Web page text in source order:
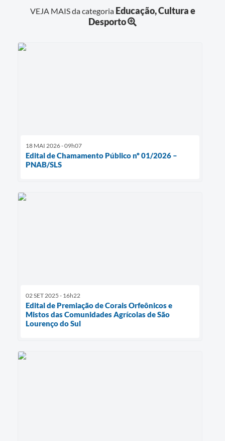
VEJA MAIS da categoria Educação, Cultura e
Desporto
18 MAI 2026 - 09h07
Edital de Chamamento Público nº 01/2026 –
PNAB/SLS
02 SET 2025 - 16h22
Edital de Premiação de Corais Orfeônicos e
Mistos das Comunidades Agrícolas de São
Lourenço do Sul